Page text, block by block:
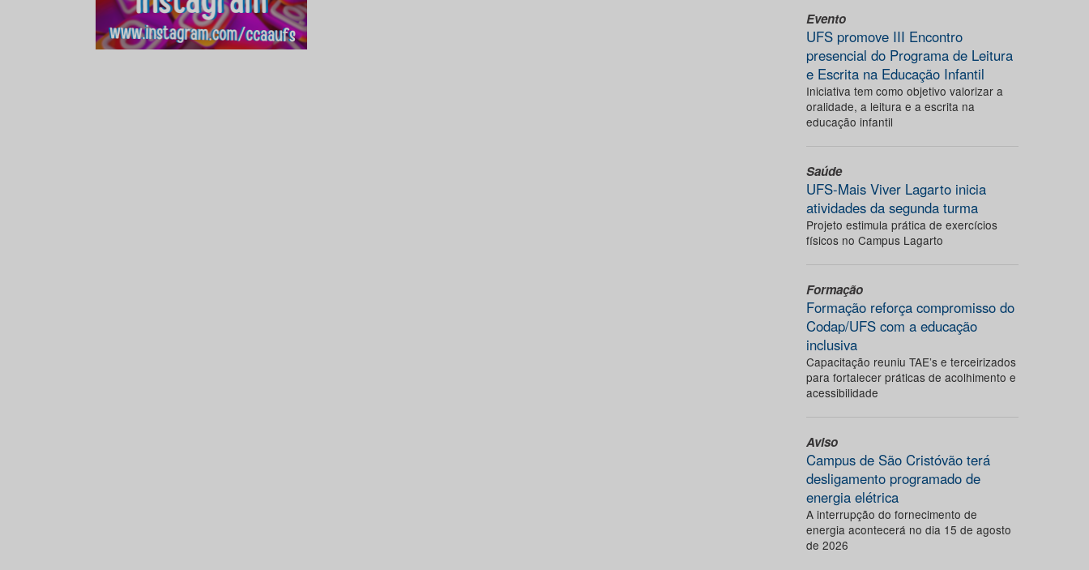
Evento
UFS promove III Encontro
presencial do Programa de Leitura
e Escrita na Educação Infantil
Iniciativa tem como objetivo valorizar a
oralidade, a leitura e a escrita na
educação infantil
Saúde
UFS-Mais Viver Lagarto inicia
atividades da segunda turma
Projeto estimula prática de exercícios
físicos no Campus Lagarto
Formação
Formação reforça compromisso do
Codap/UFS com a educação
inclusiva
Capacitação reuniu TAE’s e terceirizados
para fortalecer práticas de acolhimento e
acessibilidade
Aviso
Campus de São Cristóvão terá
desligamento programado de
energia elétrica
A interrupção do fornecimento de
energia acontecerá no dia 15 de agosto
de 2026